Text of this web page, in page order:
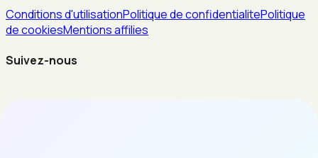
Conditions d'utilisationPolitique de confidentialitePolitique
de cookiesMentions affilies
Suivez-nous